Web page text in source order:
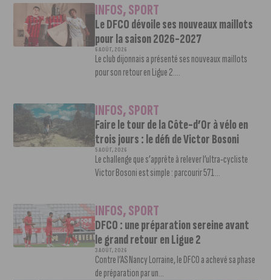
INFOS,SPORT
Le DFCO dévoile ses nouveaux maillots
pour la saison 2026-2027
6 AOÛT, 2026
Le club dijonnais a présenté ses nouveaux maillots
pour son retour en Ligue 2....
INFOS,SPORT
Faire le tour de la Côte-d’Or à vélo en
trois jours : le défi de Victor Bosoni
5 AOÛT, 2026
Le challenge que s’apprête à relever l’ultra-cycliste
Victor Bosoni est simple : parcourir 571...
INFOS,SPORT
DFCO : une préparation sereine avant
le grand retour en Ligue 2
3 AOÛT, 2026
Contre l’AS Nancy Lorraine, le DFCO a achevé sa phase
de préparation par un...